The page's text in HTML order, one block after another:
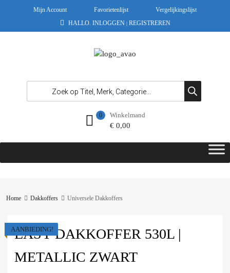
Mijn Account Favorietenlijst
Vergelijkingslijst
HALLO. INLOGGEN | REGISTREREN
Winkelmand
€0,00
0
Home Dakkoffers Universele Dakkoffers
EASY DAKKOFFER 530L |
METALLIC ZWART
AANBIEDING!